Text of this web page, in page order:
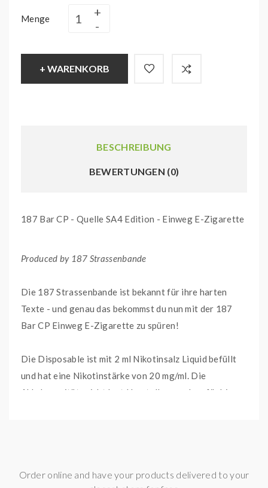
Menge
+ WARENKORB
BESCHREIBUNG
BEWERTUNGEN (0)
187 Bar CP - Quelle SA4 Edition - Einweg E-Zigarette
Produced by 187 Strassenbande
Die 187 Strassenbande ist bekannt für ihre harten
Texte - und genau das bekommst du nun mit der 187
Bar CP Einweg E-Zigarette zu spüren!
Die Disposable ist mit 2 ml Nikotinsalz Liquid befüllt
und hat eine Nikotinstärke von 20 mg/ml. Die
Akkukapazität reicht laut Herstellerangaben für bis zu
(CP) lässt sich mit 3 schnellen und kurzen Zügen
Order online and have your products delivered to your